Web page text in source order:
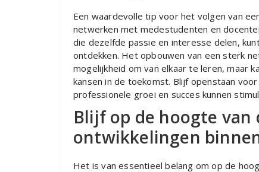
Een waardevolle tip voor het volgen van
netwerken met medestudenten en
die dezelfde passie en interesse delen,
ontdekken. Het opbouwen van een sterk
mogelijkheid om van elkaar te leren, maar
kansen in de toekomst. Blijf openstaan
professionele groei en succes kunnen
Blijf op de hoogte
ontwikkelingen
Het is van essentieel belang om op de